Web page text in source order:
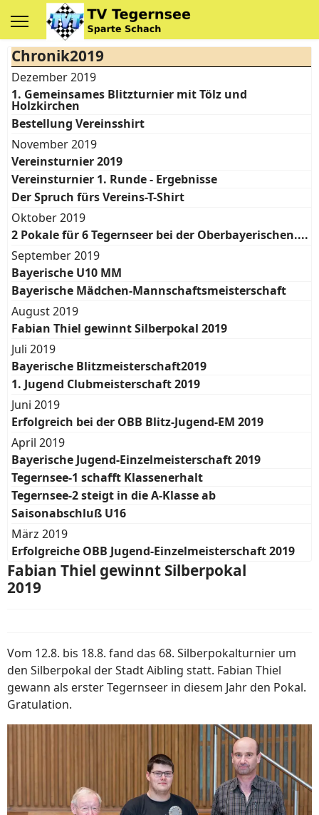
Chronik2019
Dezember 2019
1. Gemeinsames Blitzturnier mit Tölz und
Holzkirchen
Bestellung Vereinsshirt
November 2019
Vereinsturnier 2019
Vereinsturnier 1. Runde - Ergebnisse
Der Spruch fürs Vereins-T-Shirt
Oktober 2019
2 Pokale für 6 Tegernseer bei der Oberbayerischen....
September 2019
Bayerische U10 MM
Bayerische Mädchen-Mannschaftsmeisterschaft
August 2019
Fabian Thiel gewinnt Silberpokal 2019
Juli 2019
Bayerische Blitzmeisterschaft2019
1. Jugend Clubmeisterschaft 2019
Juni 2019
Erfolgreich bei der OBB Blitz-Jugend-EM 2019
April 2019
Bayerische Jugend-Einzelmeisterschaft 2019
Tegernsee-1 schafft Klassenerhalt
Tegernsee-2 steigt in die A-Klasse ab
Saisonabschluß U16
März 2019
Erfolgreiche OBB Jugend-Einzelmeisterschaft 2019
Fabian Thiel gewinnt Silberpokal
2019
Vom 12.8. bis 18.8. fand das 68. Silberpokalturnier um
den Silberpokal der Stadt Aibling statt. Fabian Thiel
gewann als erster Tegernseer in diesem Jahr den Pokal.
Gratulation.